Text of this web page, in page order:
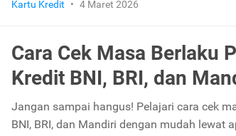
Kartu Kredit • 4 Maret 2026
Cara Cek Masa Berlaku
Kredit BNI, BRI, dan
Jangan sampai hangus! Pelajari cara cek
BNI, BRI, dan Mandiri dengan mudah lewat